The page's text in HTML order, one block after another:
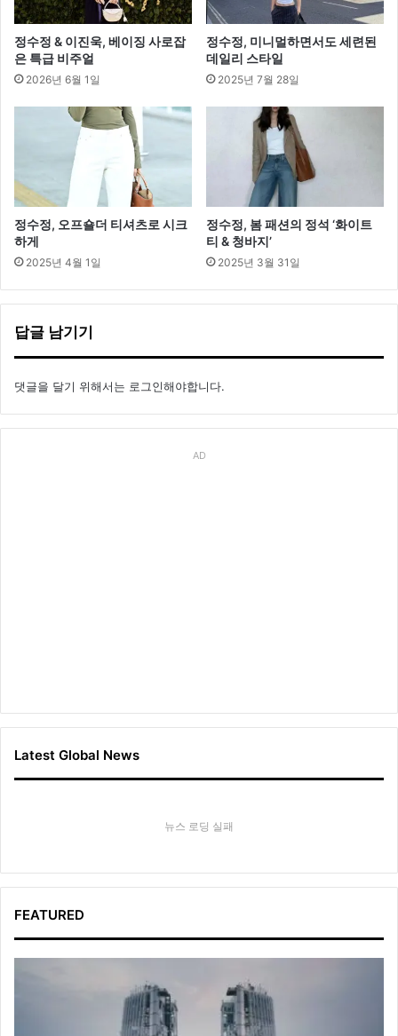
너
십
체
결
정수정 & 이진욱, 베이징 사로잡
은 특급 비주얼
2026년 6월 1일
정수정, 미니멀하면서도 세련된
데일리 스타일
2025년 7월 28일
정수정, 오프숄더 티셔츠로 시크
하게
2025년 4월 1일
정수정, 봄 패션의 정석 ‘화이트
티 & 청바지’
2025년 3월 31일
답글 남기기
댓글을 달기 위해서는 로그인해야합니다.
AD
Latest Global News
뉴스 로딩 실패
FEATURED